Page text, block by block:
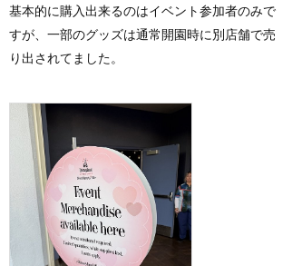
基本的に購入出来るのはイベント参加者のみで
すが、一部のグッズは通常開園時に別店舗で売
り出されてました。